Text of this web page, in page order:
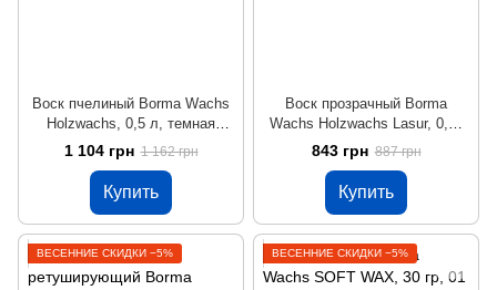
Воск пчелиный Borma Wachs
Holzwachs, 0,5 л, темная
вишня
1 104 грн 1 162 грн
Купить
Воск прозрачный Borma
Wachs Holzwachs Lasur, 0,75
л, бесцветный
843 грн 887 грн
Купить
ВЕСЕННИЕ СКИДКИ −5% ВЕСЕННИЕ СКИДКИ −5%